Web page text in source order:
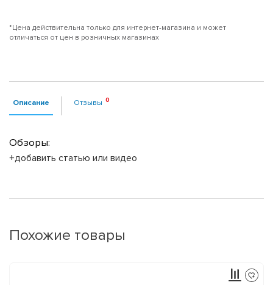
*Цена действительна только для интернет-магазина и может
отличаться от цен в розничных магазинах
Описание Отзывы
Обзоры:
+добавить статью или видео
Похожие товары